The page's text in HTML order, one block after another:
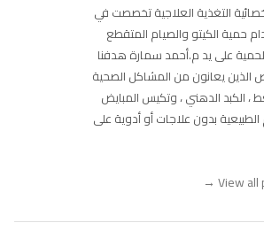
التغذية العلاجية تخصصت في
حمية الكيتو والصيام المتقطع
على يد م.أحمد سمارة هدفنا
الذين يعانون من المشاكل الصحية
الكبد الدهني ، وتكيس المبايض
بدون علاجات أو أدوية على
View all
→